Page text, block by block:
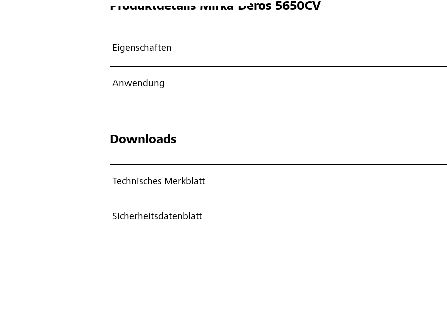
ProduktdetailsMirka Deros 5650CV
Eigenschaften
Anwendung
Downloads
Technisches Merkblatt
Sicherheitsdatenblatt